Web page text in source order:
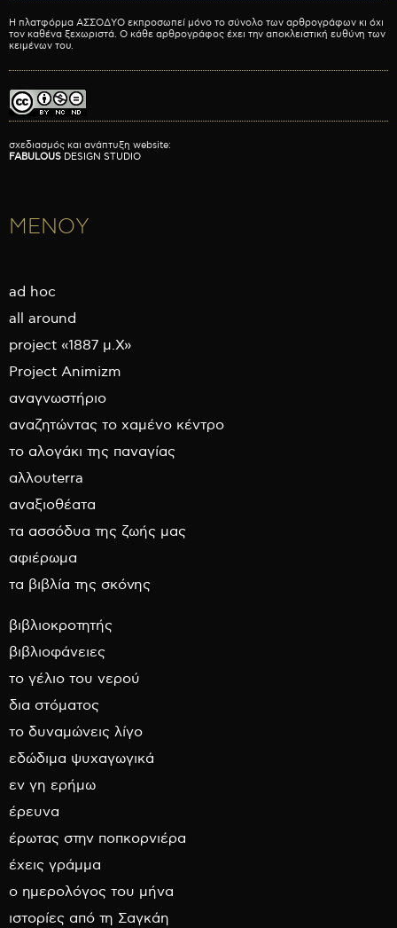
Η πλατφόρμα ΑΣΣΟΔΥΟ εκπροσωπεί μόνο το σύνολο των αρθρογράφων κι όχι
τον καθένα ξεχωριστά. Ο κάθε αρθρογράφος έχει την αποκλειστική ευθύνη των
κειμένων του.
σχεδιασμός και ανάπτυξη website:
FABULOUS DESIGN STUDIO
ΜΕΝΟΥ
ad hoc
all around
project «1887 μ.Χ»
Project Animizm
αναγνωστήριο
αναζητώντας το χαμένο κέντρο
το αλογάκι της παναγίας
αλλουterra
αναξιοθέατα
τα ασσόδυα της ζωής μας
αφιέρωμα
τα βιβλία της σκόνης
βιβλιοκροτητής
βιβλιοφάνειες
το γέλιο του νερού
δια στόματος
το δυναμώνεις λίγο
εδώδιμα ψυχαγωγικά
εν γη ερήμω
έρευνα
έρωτας στην ποπκορνιέρα
έχεις γράμμα
ο ημερολόγος του μήνα
ιστορίες από τη Σαγκάη